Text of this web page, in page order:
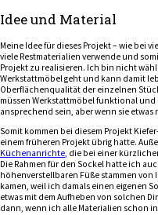
Idee und Material
Meine Idee für dieses Projekt – wie bei
viele Restmaterialien verwende und
Projekt zu realisieren. Ich bin nicht
Werkstattmöbel geht und kann damit
Oberflächenqualität der einzelnen
müssen Werkstattmöbel funktional
ansprechend sein, aber wenn sie
Somit kommen bei diesem Projekt
einem früheren Projekt übrig hatte.
Küchenanrichte, die bei einer
Die Rahmen für den Sockel hatte ich
höhenverstellbaren Füße stammen von
kamen, weil ich damals einen eigenen
etwas mit dem Aufheben von solchen
dann, wenn ich alle Materialien schon